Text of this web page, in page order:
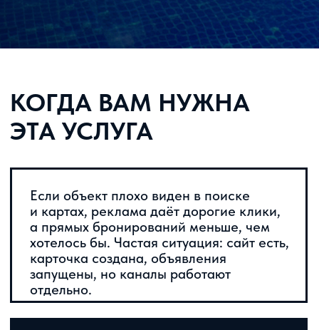
Если объект плохо виден в поиске
и картах, реклама даёт дорогие клики,
а прямых бронирований меньше, чем
хотелось бы. Частая ситуация: сайт есть,
карточка создана, объявления
Когда спрос зависит от сезона,
праздников, городских событий,
командировок или выходных. Отелю
цену, сервисы и хочет быстро
ЧТО ВХОДИТ В РАБОТУ